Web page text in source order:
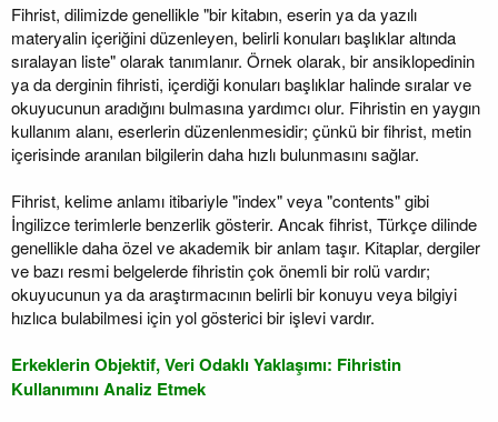
Fihrist, dilimizde genellikle "bir kitabın, eserin ya da yazılı
materyalin içeriğini düzenleyen, belirli konuları başlıklar altında
sıralayan liste" olarak tanımlanır. Örnek olarak, bir ansiklopedinin
ya da derginin fihristi, içerdiği konuları başlıklar halinde sıralar ve
okuyucunun aradığını bulmasına yardımcı olur. Fihristin en yaygın
kullanım alanı, eserlerin düzenlenmesidir; çünkü bir fihrist, metin
içerisinde aranılan bilgilerin daha hızlı bulunmasını sağlar.
Fihrist, kelime anlamı itibariyle "index" veya "contents" gibi
İngilizce terimlerle benzerlik gösterir. Ancak fihrist, Türkçe dilinde
genellikle daha özel ve akademik bir anlam taşır. Kitaplar, dergiler
ve bazı resmi belgelerde fihristin çok önemli bir rolü vardır;
okuyucunun ya da araştırmacının belirli bir konuyu veya bilgiyi
hızlıca bulabilmesi için yol gösterici bir işlevi vardır.
Erkeklerin Objektif, Veri Odaklı Yaklaşımı: Fihristin
Kullanımını Analiz Etmek